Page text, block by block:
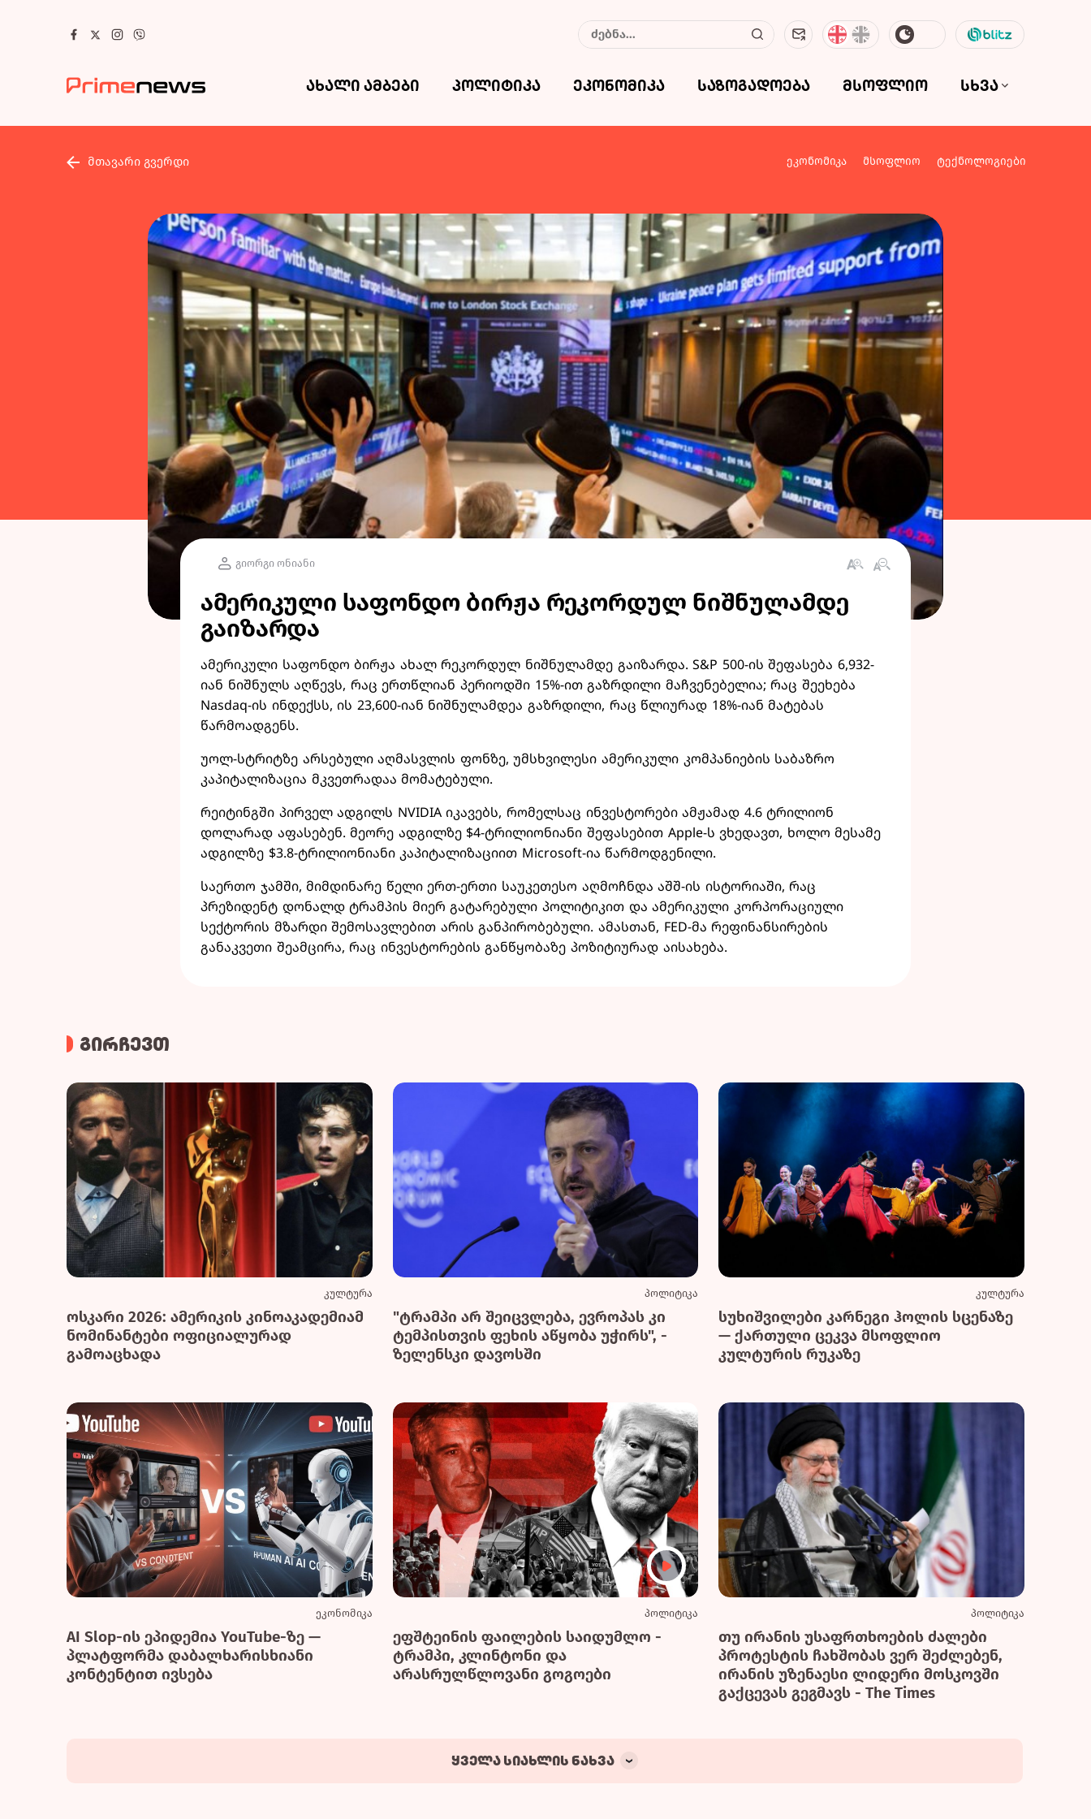
ახალი ამბები პოლიტიკა ეკონომიკა საზოგადოება მსოფლიო სხვა
მთავარი გვერდი ეკონომიკა მსოფლიო ტექნოლოგიები
გიორგი ონიანი
ამერიკული საფონდო ბირჟა რეკორდულ ნიშნულამდე
გაიზარდა
ამერიკული საფონდო ბირჟა ახალ რეკორდულ ნიშნულამდე გაიზარდა. S&P 500-ის შეფასება 6,932-
იან ნიშნულს აღწევს, რაც ერთწლიან პერიოდში 15%-ით გაზრდილი მაჩვენებელია; რაც შეეხება
Nasdaq-ის ინდექსს, ის 23,600-იან ნიშნულამდეა გაზრდილი, რაც წლიურად 18%-იან მატებას
წარმოადგენს.
უოლ-სტრიტზე არსებული აღმასვლის ფონზე, უმსხვილესი ამერიკული კომპანიების საბაზრო
კაპიტალიზაცია მკვეთრადაა მომატებული.
რეიტინგში პირველ ადგილს NVIDIA იკავებს, რომელსაც ინვესტორები ამჟამად 4.6 ტრილიონ
დოლარად აფასებენ. მეორე ადგილზე $4-ტრილიონიანი შეფასებით Apple-ს ვხედავთ, ხოლო მესამე
ადგილზე $3.8-ტრილიონიანი კაპიტალიზაციით Microsoft-ია წარმოდგენილი.
საერთო ჯამში, მიმდინარე წელი ერთ-ერთი საუკეთესო აღმოჩნდა აშშ-ის ისტორიაში, რაც
პრეზიდენტ დონალდ ტრამპის მიერ გატარებული პოლიტიკით და ამერიკული კორპორაციული
სექტორის მზარდი შემოსავლებით არის განპირობებული. ამასთან, FED-მა რეფინანსირების
განაკვეთი შეამცირა, რაც ინვესტორების განწყობაზე პოზიტიურად აისახება.
გირჩევთ
კულტურა
ოსკარი 2026: ამერიკის კინოაკადემიამ
ნომინანტები ოფიციალურად
გამოაცხადა
პოლიტიკა
"ტრამპი არ შეიცვლება, ევროპას კი
ტემპისთვის ფეხის აწყობა უჭირს", -
ზელენსკი დავოსში
კულტურა
სუხიშვილები კარნეგი ჰოლის სცენაზე
— ქართული ცეკვა მსოფლიო
კულტურის რუკაზე
ეკონომიკა
AI Slop-ის ეპიდემია YouTube-ზე —
პლატფორმა დაბალხარისხიანი
კონტენტით ივსება
პოლიტიკა
ეფშტეინის ფაილების საიდუმლო -
ტრამპი, კლინტონი და
არასრულწლოვანი გოგოები
პოლიტიკა
თუ ირანის უსაფრთხოების ძალები
პროტესტის ჩახშობას ვერ შეძლებენ,
ირანის უზენაესი ლიდერი მოსკოვში
გაქცევას გეგმავს - The Times
ყველა სიახლის ნახვა